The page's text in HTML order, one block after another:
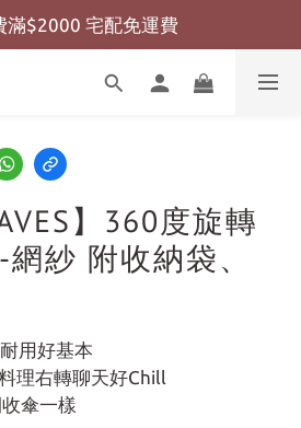
滿$999 超商免運費
滿$2000 宅配免運費
滿$999 超商免運費
】360度旋轉
紗 附收納袋、
用好基本
理右轉聊天好Chill
傘一樣